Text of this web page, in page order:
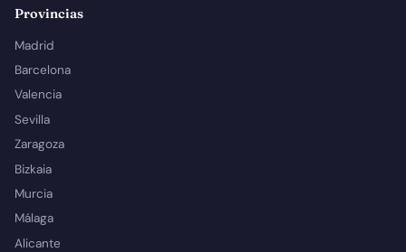
Provincias
Madrid
Barcelona
Valencia
Sevilla
Zaragoza
Bizkaia
Murcia
Málaga
Alicante